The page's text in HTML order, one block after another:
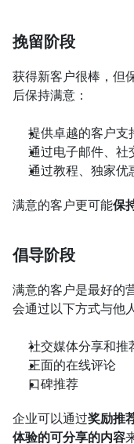
挽留阶段
获得新客户很棒，但
后保持满意：
提供卓越的客户支
通过电子邮件、社
通过教程、独家优
满意的客户更可能保
倡导阶段
满意的客户是最好的
会通过以下方式与他
社交媒体分享和推
正面的在线评论
口碑推荐
企业可以通过奖励推
体验的可分享的内容